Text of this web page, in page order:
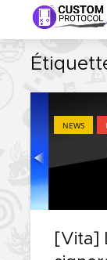
NEWS
[Vita]